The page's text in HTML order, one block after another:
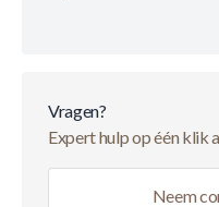
Vragen?
Expert hulp op één klik
Neem